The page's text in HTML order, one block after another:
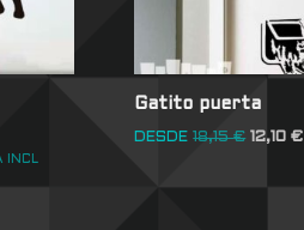
INCL
Gatito puerta
DESDE 18,15€ 12,10€